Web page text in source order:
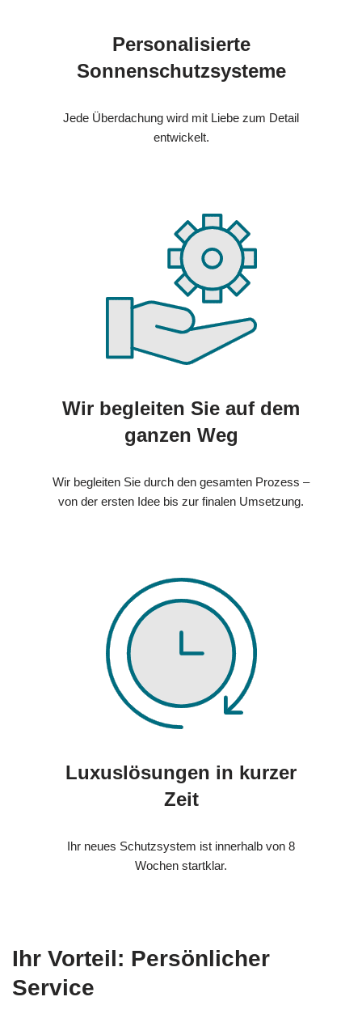
Personalisierte
Sonnenschutzsysteme
Jede Überdachung wird mit Liebe zum Detail
entwickelt.
Wir begleiten Sie auf dem
ganzen Weg
Wir begleiten Sie durch den gesamten Prozess –
von der ersten Idee bis zur finalen Umsetzung.
Luxuslösungen in kurzer
Zeit
Ihr neues Schutzsystem ist innerhalb von 8
Wochen startklar.
Ihr Vorteil: Persönlicher
Service